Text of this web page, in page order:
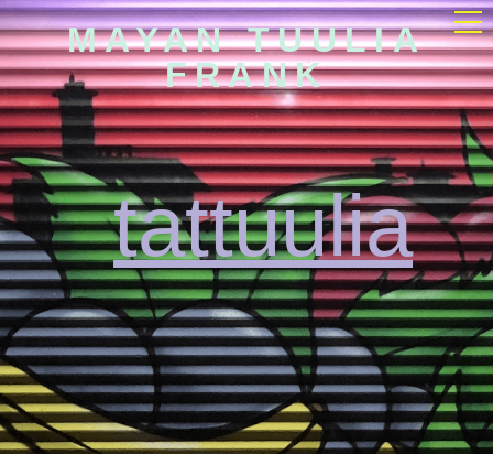
MAYAN TUULIA
FRANK
tattuulia